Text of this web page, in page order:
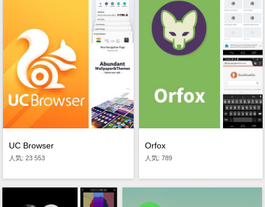
UC Browser
人気: 23 553
Orfox
人気: 789